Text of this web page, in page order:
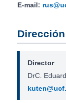
E-mail:
Director
DrC.